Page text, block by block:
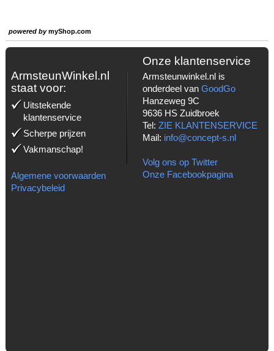
powered bymyShop.com
ArmsteunWinkel.nl
staat voor:
Uitstekende
klantenservice
Scherpe prijzen
Vakmanschap!
Algemene voorwaarden
Privacybeleid
Onze klantenservice
Armsteunwinkel.nl is
onderdeel van GoodGo
Hanzeweg 9C
9636 HS Zuidbroek
Tel: ZIE KLANTENSERVICE
Mail: info@concept-s.nl
Volg ons op Twitter
Onze Facebookpagina